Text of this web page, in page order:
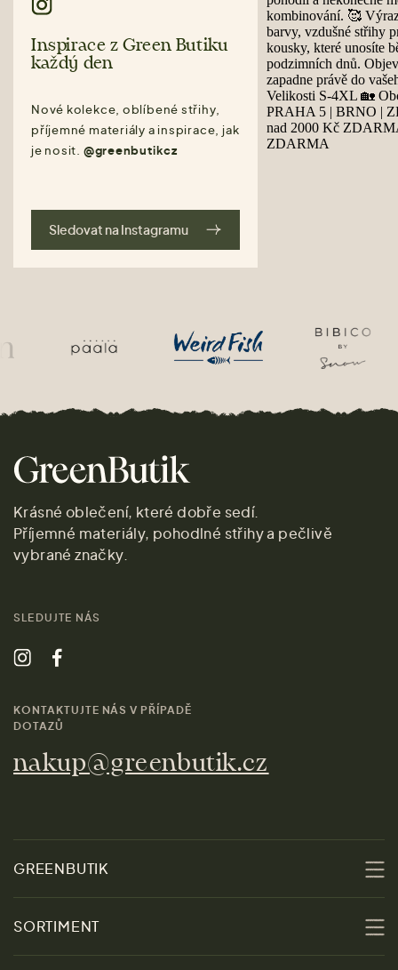
Inspirace z Green Butiku
každý den
Nové kolekce, oblíbené střihy,
příjemné materiály a inspirace, jak
je nosit. @greenbutikcz
Sledovat na Instagramu
Krásné oblečení, které dobře sedí.
Příjemné materiály, pohodlné střihy a pečlivě
vybrané značky.
SLEDUJTE NÁS
KONTAKTUJTE NÁS V PŘÍPADĚ
DOTAZŮ
nakup@greenbutik.cz
GREENBUTIK
Udržitelnost
SORTIMENT